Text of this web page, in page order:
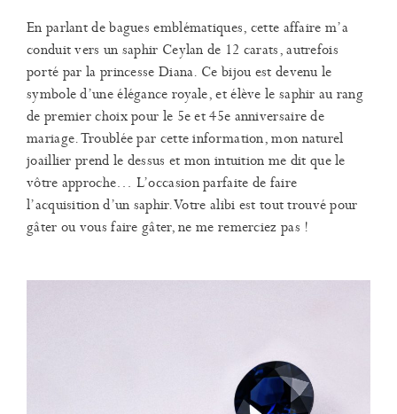
En parlant de bagues emblématiques, cette affaire m’a
conduit vers un saphir Ceylan de 12 carats, autrefois
porté par la princesse Diana. Ce bijou est devenu le
symbole d’une élégance royale, et élève le saphir au rang
de premier choix pour le 5e et 45e anniversaire de
mariage. Troublée par cette information, mon naturel
joaillier prend le dessus et mon intuition me dit que le
vôtre approche… L’occasion parfaite de faire
l’acquisition d’un saphir. Votre alibi est tout trouvé pour
gâter ou vous faire gâter, ne me remerciez pas !